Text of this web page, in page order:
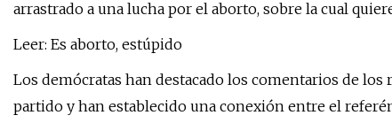
arrastrado a una lucha por el aborto, sobre la cual
Leer: Es aborto, estúpido
Los demócratas han destacado los comentarios de
partido y han establecido una conexión entre el